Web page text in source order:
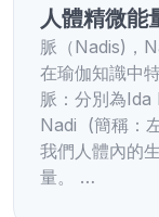
人體精微能
脈（Nadis)，
在瑜伽知識中
脈：分別為
Nadi (簡稱：
我們人體內的
量。 …